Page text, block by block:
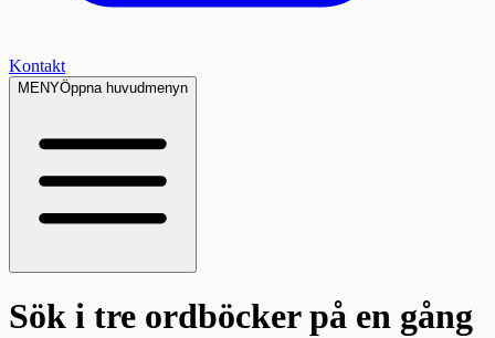
Kontakt
MENYÖppna huvudmenyn
Sök i tre ordböckerpå en gång